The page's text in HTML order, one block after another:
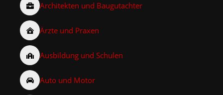
Architekten und Baugutachter
Ärzte und Praxen
Ausbildung und Schulen
Auto und Motor